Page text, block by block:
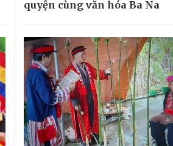
quyện cùng văn hóa Ba Na